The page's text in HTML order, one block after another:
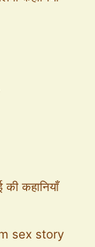
कहानियाँ
sex story